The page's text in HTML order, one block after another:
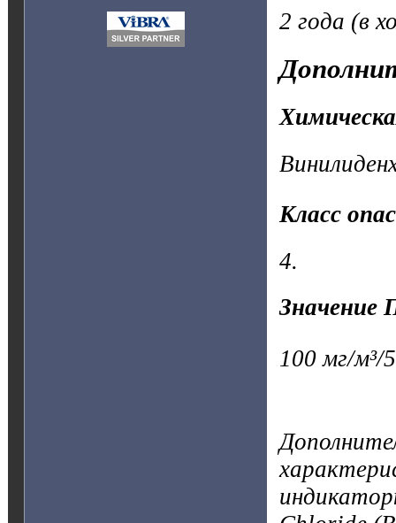
2 года (в
Класс
4.
Значение
100 мг/м³/